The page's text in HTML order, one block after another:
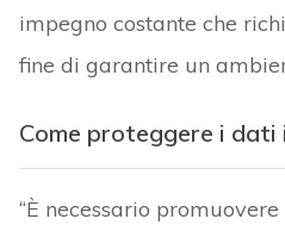
impegno costante che
fine di garantire un
Come proteggere i dati
“È necessario